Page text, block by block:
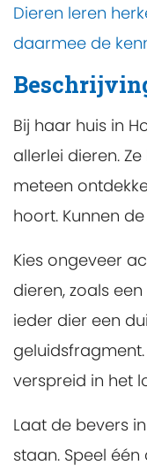
Dieren leren
daarmee de
Bij haar huis in
allerlei dieren.
meteen
hoort. Kunnen
Kies ongeveer
dieren, zoals
ieder dier een
verspreid in het
Laat de bevers
staan. Speel